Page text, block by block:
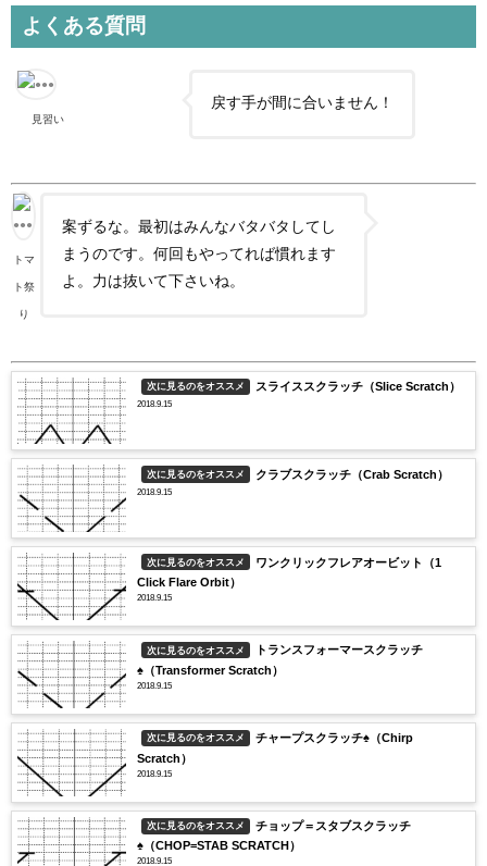
よくある質問
見習い
戻す手が間に合いません！
トマ
ト祭
り
案ずるな。最初はみんなバタバタしてし
まうのです。何回もやってれば慣れます
よ。力は抜いて下さいね。
次に見るのをオススメ スライススクラッチ（Slice Scratch）
2018.9.15
次に見るのをオススメ クラブスクラッチ（Crab Scratch）
2018.9.15
次に見るのをオススメ
ワンクリックフレアオービット（1
Click Flare Orbit）
2018.9.15
次に見るのをオススメ
トランスフォーマースクラッチ
♠（Transformer Scratch）
2018.9.15
次に見るのをオススメ
チャープスクラッチ♠（Chirp
Scratch）
2018.9.15
次に見るのをオススメ
チョップ＝スタブスクラッチ
♠（CHOP=STAB SCRATCH）
2018.9.15